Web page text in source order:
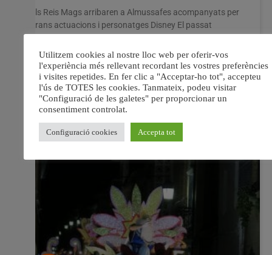
Els Reis Mags arribaren a Almussafes acompanyats per
grans actuacions i personatges Disney El passat
diumenge a Almussafes, com ja és costum, es va viure
una nit màgica. Considerada la nit més esperada de
l’any per als més menuts. La cavalcada d’aquest any al
municipi va canviar respecte a la
7 gener, 2019 No hi ha comentaris